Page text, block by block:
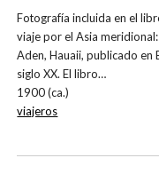
Fotografía incluida en el
viaje por el Asia
Aden, Hauaii, publicado en
siglo XX. El libro…
1900 (ca.)
viajeros